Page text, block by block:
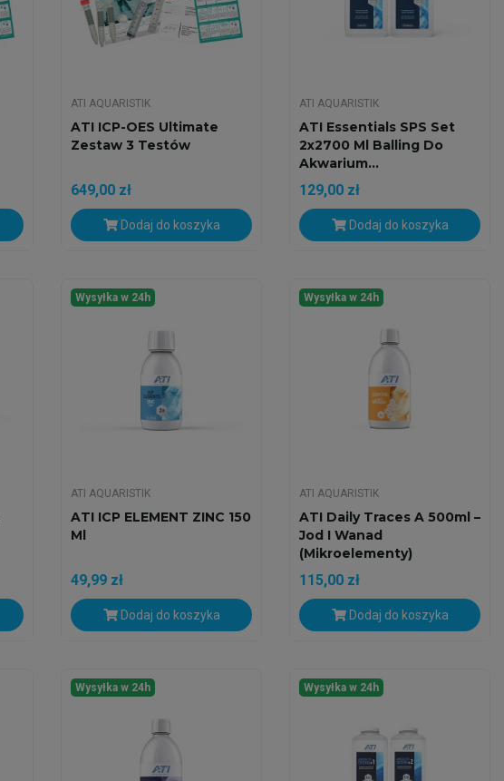
ATI AQUARISTIK
ATI ICP-OES Ultimate
Zestaw 3 Testów
649,00 zł
Dodaj do koszyka
ATI AQUARISTIK
ATI Essentials SPS Set
2x2700 Ml Balling Do
Akwarium...
129,00 zł
Dodaj do koszyka
Wysyłka w 24h
ATI AQUARISTIK
ATI ICP ELEMENT ZINC 150
Ml
49,99 zł
Dodaj do koszyka
Wysyłka w 24h
ATI AQUARISTIK
ATI Daily Traces A 500ml –
Jod I Wanad
(Mikroelementy)
115,00 zł
Dodaj do koszyka
Wysyłka w 24h Wysyłka w 24h